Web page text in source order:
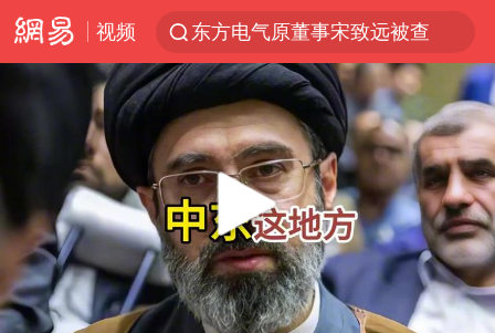
视频
东方电气原董事宋致远被查
台风白海豚闭眼了
“China Cool”火了，老外爱上中国避暑游
香港宏福苑火灾或由烟头引起
浙江台州《告全体市民书》
美拟年底前首次测试“金穹”反导系统
四川宜宾3.4级地震
00:00 05:29